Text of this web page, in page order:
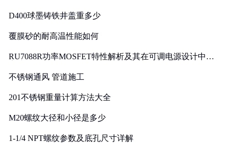
D400球墨铸铁井盖重多少
覆膜砂的耐高温性能如何
RU7088R功率MOSFET特性解析及其在可调电源设计中的
不锈钢通风 管道施工
201不锈钢重量计算方法大全
M20螺纹大径和小径是多少
1-1/4 NPT螺纹参数及底孔尺寸详解